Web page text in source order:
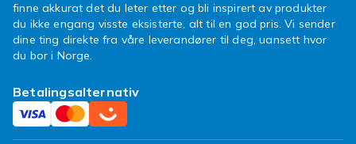
finne akkurat det du leter etter og bli inspirert av produkter
du ikke engang visste eksisterte, alt til en god pris. Vi sender
dine ting direkte fra våre leverandører til deg, uansett hvor
du bor i Norge.
Betalingsalternativ